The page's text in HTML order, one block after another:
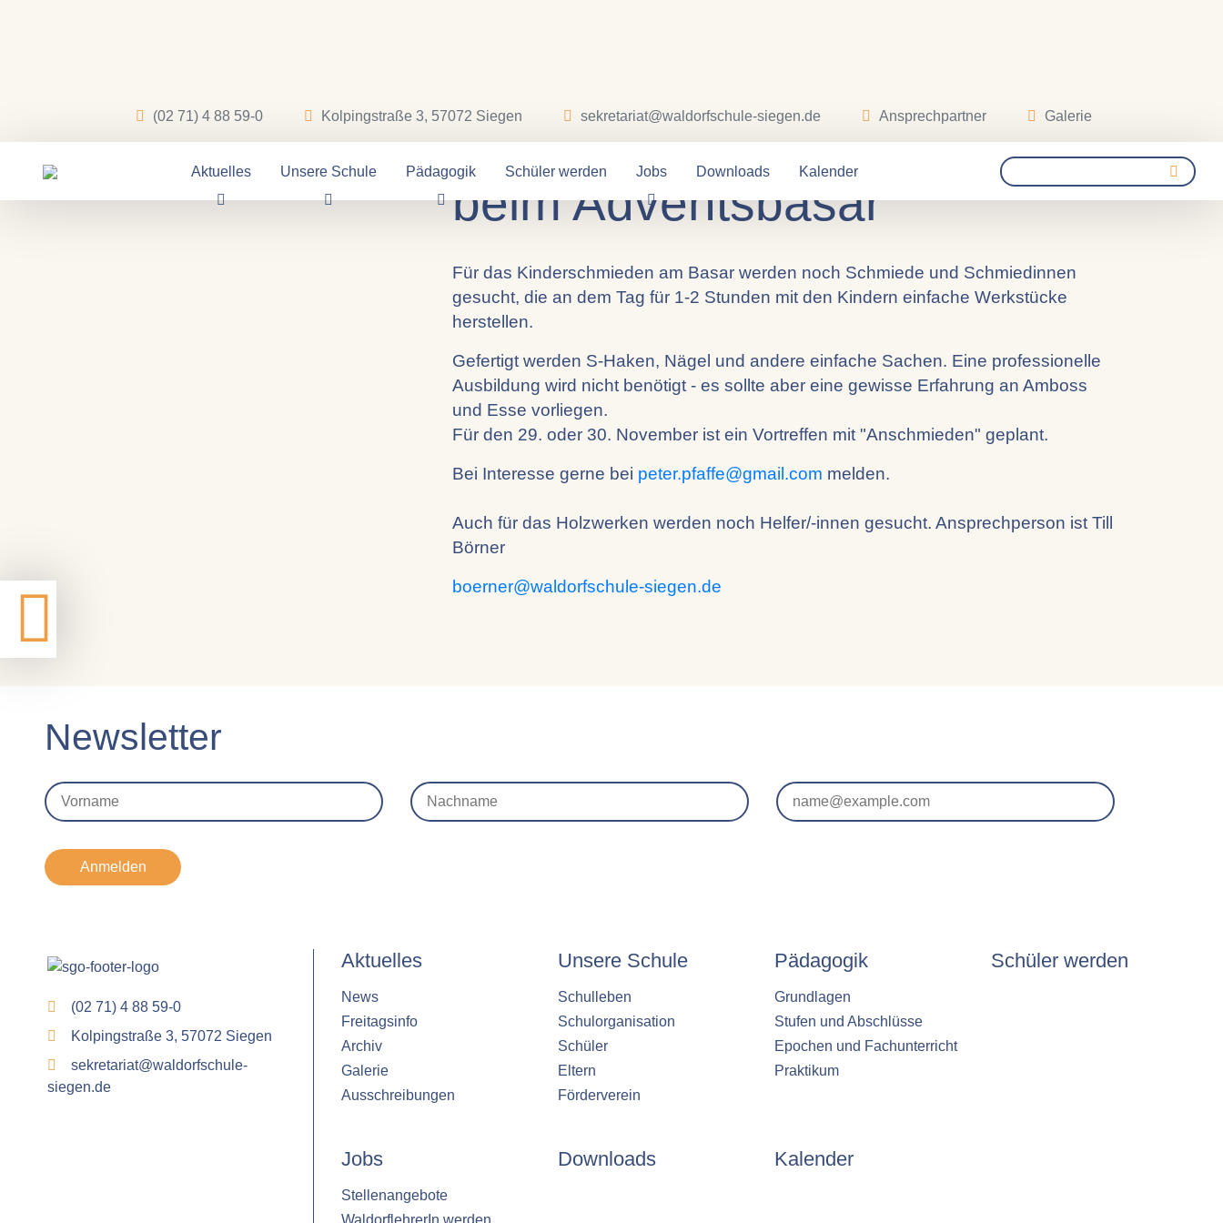
(02 71) 4 88 59-0 Kolpingstraße 3, 57072 Siegen sekretariat@waldorfschule-siegen.de Ansprechpartner Galerie
Aktuelles Unsere Schule Pädagogik Schüler werden Jobs Downloads Kalender
Schmieden und Holzwerken
beim Adventsbasar
Für das Kinderschmieden am Basar werden noch Schmiede und Schmiedinnen
gesucht, die an dem Tag für 1-2 Stunden mit den Kindern einfache Werkstücke
herstellen.
Gefertigt werden S-Haken, Nägel und andere einfache Sachen. Eine professionelle
Ausbildung wird nicht benötigt - es sollte aber eine gewisse Erfahrung an Amboss
und Esse vorliegen.
Für den 29. oder 30. November ist ein Vortreffen mit "Anschmieden" geplant.
Bei Interesse gerne bei peter.pfaffe@gmail.com melden.
Auch für das Holzwerken werden noch Helfer/-innen gesucht. Ansprechperson ist Till
Börner
boerner@waldorfschule-siegen.de
Newsletter
Anmelden
(02 71) 4 88 59-0
Kolpingstraße 3, 57072 Siegen
sekretariat@waldorfschule-
siegen.de
Aktuelles
News
Freitagsinfo
Archiv
Galerie
Ausschreibungen
Unsere Schule
Schulleben
Schulorganisation
Schüler
Eltern
Förderverein
Pädagogik
Grundlagen
Stufen und Abschlüsse
Epochen und Fachunterricht
Praktikum
Schüler werden
Jobs
Stellenangebote
WaldorflehrerIn werden
Downloads Kalender